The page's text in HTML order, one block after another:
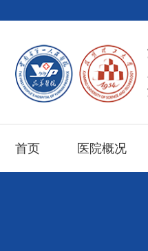
首页 医院概况